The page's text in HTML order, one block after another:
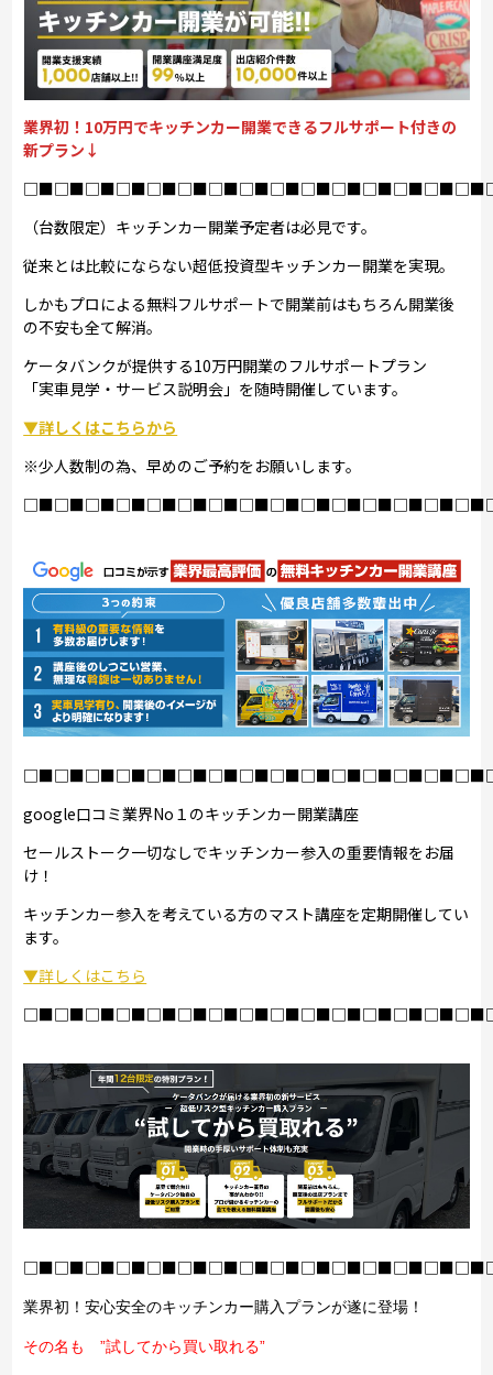
業界初！10万円でキッチンカー開業できるフルサポート付きの
新プラン↓
（台数限定）キッチンカー開業予定者は必見です。
従来とは比較にならない超低投資型キッチンカー開業を実現。
しかもプロによる無料フルサポートで開業前はもちろん開業後
の不安も全て解消。
ケータバンクが提供する10万円開業のフルサポートプラン
「実車見学・サービス説明会」を随時開催しています。
▼詳しくはこちらから
※少人数制の為、早めのご予約をお願いします。
google口コミ業界No１のキッチンカー開業講座
セールストーク一切なしでキッチンカー参入の重要情報をお届
け！
キッチンカー参入を考えている方のマスト講座を定期開催してい
ます。
▼詳しくはこちら
業界初！安心安全のキッチンカー購入プランが遂に登場！
その名も ”試してから買い取れる”